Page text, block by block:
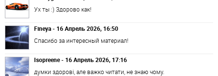
Ух ты :) Здорово как!
Fineya - 16 Апрель 2026, 16:50
Спасибо за интересный материал!
Isopreene - 16 Апрель 2026, 17:16
думки здорові, але важко читати, не знаю чому.